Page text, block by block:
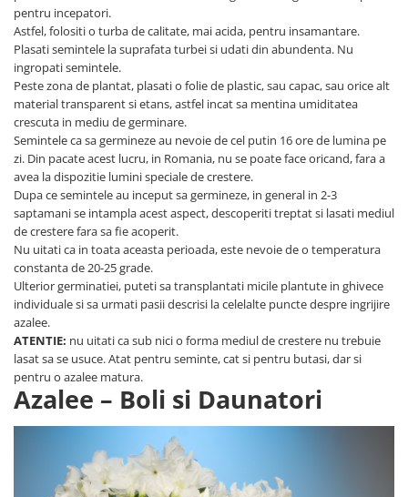
pentru incepatori.
Astfel, folositi o turba de calitate, mai acida, pentru insamantare.
Plasati semintele la suprafata turbei si udati din abundenta. Nu
ingropati semintele.
Peste zona de plantat, plasati o folie de plastic, sau capac, sau orice alt
material transparent si etans, astfel incat sa mentina umiditatea
crescuta in mediu de germinare.
Semintele ca sa germineze au nevoie de cel putin 16 ore de lumina pe
zi. Din pacate acest lucru, in Romania, nu se poate face oricand, fara a
avea la dispozitie lumini speciale de crestere.
Dupa ce semintele au inceput sa germineze, in general in 2-3
saptamani se intampla acest aspect, descoperiti treptat si lasati mediul
de crestere fara sa fie acoperit.
Nu uitati ca in toata aceasta perioada, este nevoie de o temperatura
constanta de 20-25 grade.
Ulterior germinatiei, puteti sa transplantati micile plantute in ghivece
individuale si sa urmati pasii descrisi la celelalte puncte despre ingrijire
azalee.
ATENTIE: nu uitati ca sub nici o forma mediul de crestere nu trebuie
lasat sa se usuce. Atat pentru seminte, cat si pentru butasi, dar si
pentru o azalee matura.
Azalee – Boli si Daunatori